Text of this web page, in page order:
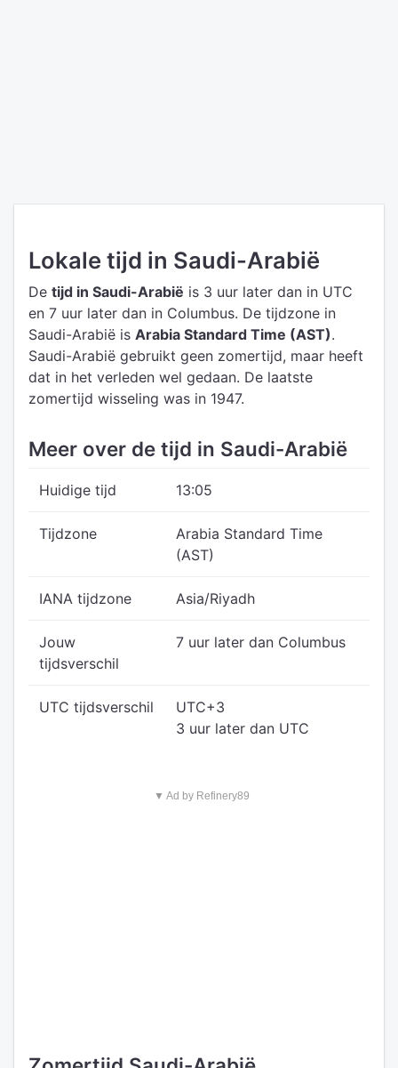
Lokale tijd in Saudi-Arabië
De tijd in Saudi-Arabië is 3 uur later dan in UTC
en 7 uur later dan in Columbus. De tijdzone in
Saudi-Arabië is Arabia Standard Time (AST).
Saudi-Arabië gebruikt geen zomertijd, maar heeft
dat in het verleden wel gedaan. De laatste
zomertijd wisseling was in 1947.
Meer over de tijd in Saudi-Arabië
Huidige tijd 13:05
Tijdzone
Arabia Standard Time
(AST)
IANA tijdzone Asia/Riyadh
Jouw
tijdsverschil
7 uur later dan Columbus
UTC tijdsverschil
UTC+3
3 uur later dan UTC
▼ Ad by Refinery89